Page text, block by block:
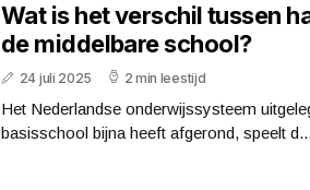
Wat is het verschil tussen
de middelbare school?
24 juli 2025 2 min leestijd
Het Nederlandse onderwijssysteem
basisschool bijna heeft afgerond, speelt d...